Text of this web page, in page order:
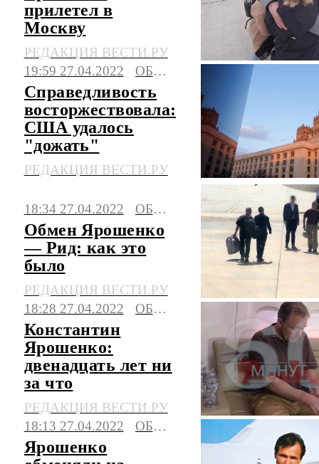
прилетел в
Москву
РЕДАКЦИЯ ВЕСТИ.РУ
19:59 27.04.2022
ОБЩЕСТВО
Справедливость
восторжествовала:
США удалось
"дожать"
РЕДАКЦИЯ ВЕСТИ.РУ
18:34 27.04.2022 ОБЩЕСТВО
Обмен Ярошенко
— Рид: как это
было
РЕДАКЦИЯ ВЕСТИ.РУ
18:28 27.04.2022
ОБЩЕСТВО
Константин
Ярошенко:
двенадцать лет ни
за что
РЕДАКЦИЯ ВЕСТИ.РУ
18:13 27.04.2022
ОБЩЕСТВО
Ярошенко